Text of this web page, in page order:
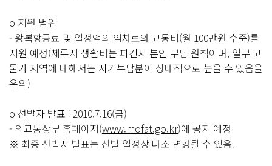
o 지원 범위
- 왕복항공료 및 일정액의 임차료와 교통비(월 100만원 수준)를
지원 예정(체류지 생활비는 파견자 본인 부담 원칙이며, 일부 고
물가 지역에 대해서는 자기부담분이 상대적으로 높을 수 있음을
유의)
o 선발자 발표 : 2010.7.16(금)
- 외교통상부 홈페이지(www.mofat.go.kr)에 공지 예정
※ 최종 선발자 발표는 선발 일정상 다소 변경될 수 있음.